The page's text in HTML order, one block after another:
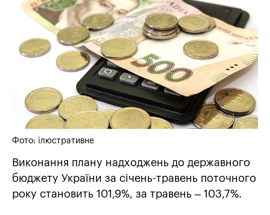
Фото: ілюстративне
Виконання плану надходжень до державного
бюджету України за січень-травень поточного
року становить 101,9%, за травень – 103,7%.